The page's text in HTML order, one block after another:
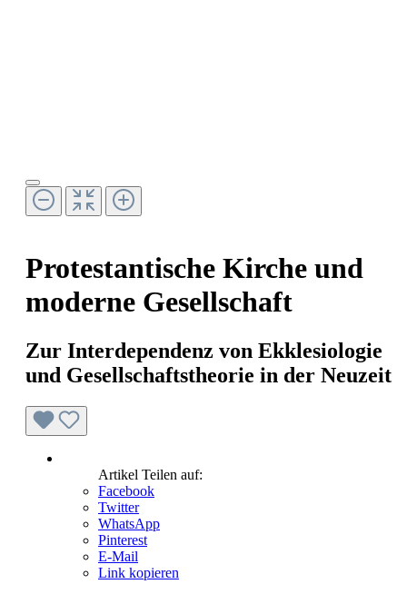
Protestantische Kirche und
moderne Gesellschaft
Zur Interdependenz von Ekklesiologie
und Gesellschaftstheorie in der Neuzeit
Artikel Teilen auf:
Facebook
Twitter
WhatsApp
Pinterest
E-Mail
Link kopieren